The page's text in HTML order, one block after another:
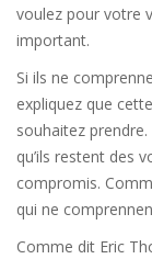
voulez pour votre
important.
Si ils ne
expliquez que
souhaitez
qu’ils restent des
compromis.
qui ne
Comme dit Eric